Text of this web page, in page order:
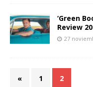
‘Green
Review
27
« 1 2